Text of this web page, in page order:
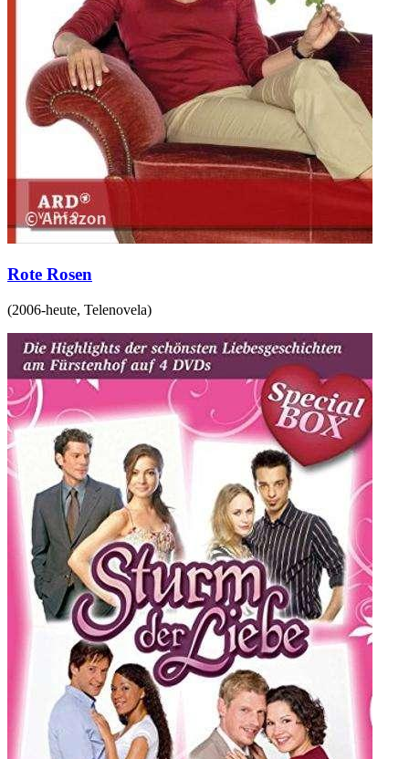
Rote Rosen
(2006-heute, Telenovela)